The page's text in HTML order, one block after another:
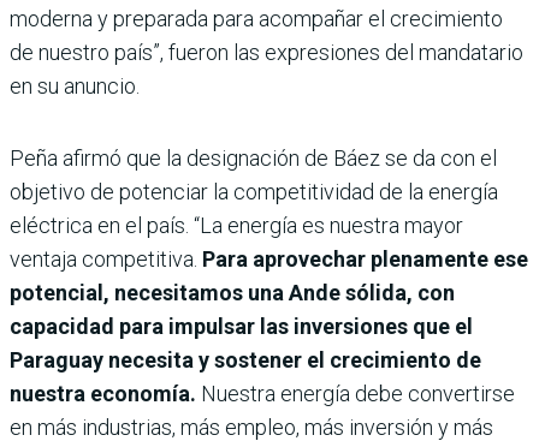
moderna y preparada para acompañar el crecimiento
de nuestro país”, fueron las expresiones del mandatario
en su anuncio.
Peña afirmó que la designación de Báez se da con el
objetivo de potenciar la competitividad de la energía
eléctrica en el país. “La energía es nuestra mayor
ventaja competitiva. Para aprovechar plenamente ese
potencial, necesitamos una Ande sólida, con
capacidad para impulsar las inversiones que el
Paraguay necesita y sostener el crecimiento de
nuestra economía. Nuestra energía debe convertirse
en más industrias, más empleo, más inversión y más